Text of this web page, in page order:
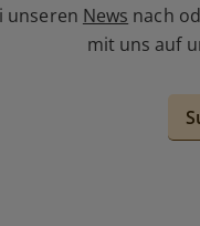
unseren News nach
mit uns auf